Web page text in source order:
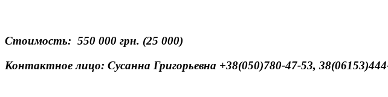
Стоимость: 550 000 грн. (25 000)
Контактное лицо: Сусанна Григорьевна +38(050)780-47-53,